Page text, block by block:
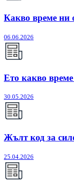
Какво време ни
06.06.2026
Ето какво
30.05.2026
Жълт код за
25.04.2026